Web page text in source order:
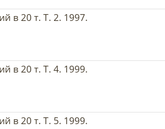
в 20 т. Т. 2. 1997.
в 20 т. Т. 4. 1999.
в 20 т. Т. 5. 1999.